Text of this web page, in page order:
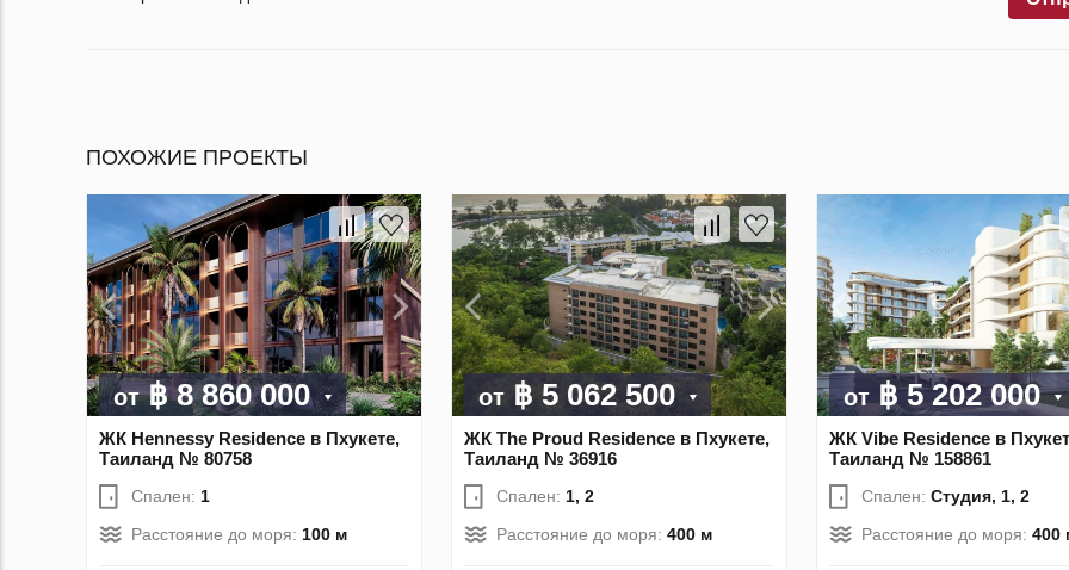
ПОХОЖИЕ ПРОЕКТЫ
от฿ 8 860 000
ЖК Hennessy Residence в Пхукете,
Таиланд № 80758
Спален: 1
Расстояние до моря: 100 м
от ฿ 5 062 500
ЖК The Proud Residence в Пхукете,
Таиланд № 36916
Спален: 1, 2
Расстояние до моря: 400 м
от฿ 5 202 000
ЖК Vibe Residence в
Таиланд № 158861
Спален: Студия, 1, 2
Расстояние до моря: 400